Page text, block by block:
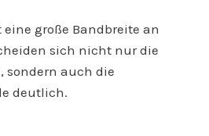
große Bandbreite an
sich nicht nur die
sondern auch die
deutlich.